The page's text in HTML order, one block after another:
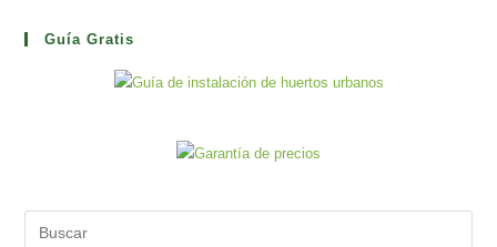
Guía Gratis